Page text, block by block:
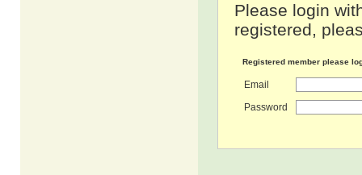
Please login
registered,
Registered member please
Email
Password